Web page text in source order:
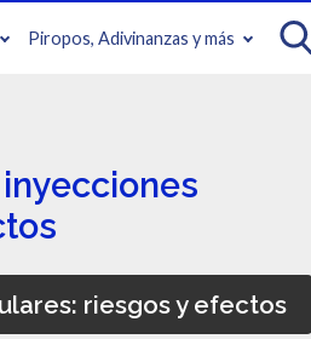
Piropos, Adivinanzas y más
riesgos y efectos